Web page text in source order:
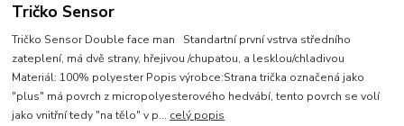
Tričko Sensor
Tričko Sensor Double face man Standartní první vstrva středního
zateplení, má dvě strany, hřejivou /chupatou, a lesklou/chladivou
Materiál: 100% polyester Popis výrobce:Strana trička označená jako
"plus" má povrch z micropolyesterového hedvábí, tento povrch se volí
jako vnitřní tedy "na tělo" v p... celý popis